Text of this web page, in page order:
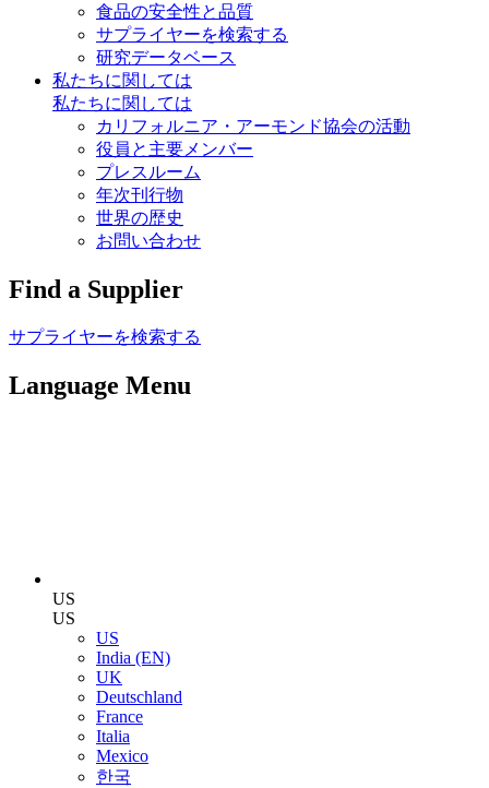
食品の安全性と品質
サプライヤーを検索する
研究データベース
私たちに関しては
私たちに関しては
カリフォルニア・アーモンド協会の活動
役員と主要メンバー
プレスルーム
年次刊行物
世界の歴史
お問い合わせ
Find a Supplier
サプライヤーを検索する
Language Menu
US
US
US
India (EN)
UK
Deutschland
France
Italia
Mexico
한국